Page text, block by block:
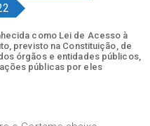
como Lei de Acesso à
previsto na Constituição, de
órgãos e entidades públicos,
públicas por eles